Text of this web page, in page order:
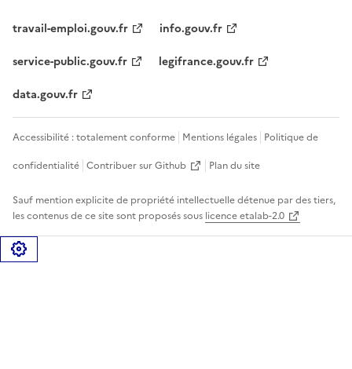
travail-emploi.gouv.fr
info.gouv.fr
service-public.gouv.fr
legifrance.gouv.fr
data.gouv.fr
Accessibilité : totalement conforme Mentions légales Politique de
confidentialité Contribuer sur Github Plan du site
Sauf mention explicite de propriété intellectuelle détenue par des tiers,
les contenus de ce site sont proposés sous licence etalab-2.0
Gérer les cookies